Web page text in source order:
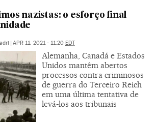
nazistas: o esforço final
| APR 11, 2021 - 11:20 EDT
Alemanha, Canadá e Estados
Unidos mantêm abertos
processos contra criminosos
de guerra do Terceiro Reich
em uma última tentativa de
levá-los aos tribunais